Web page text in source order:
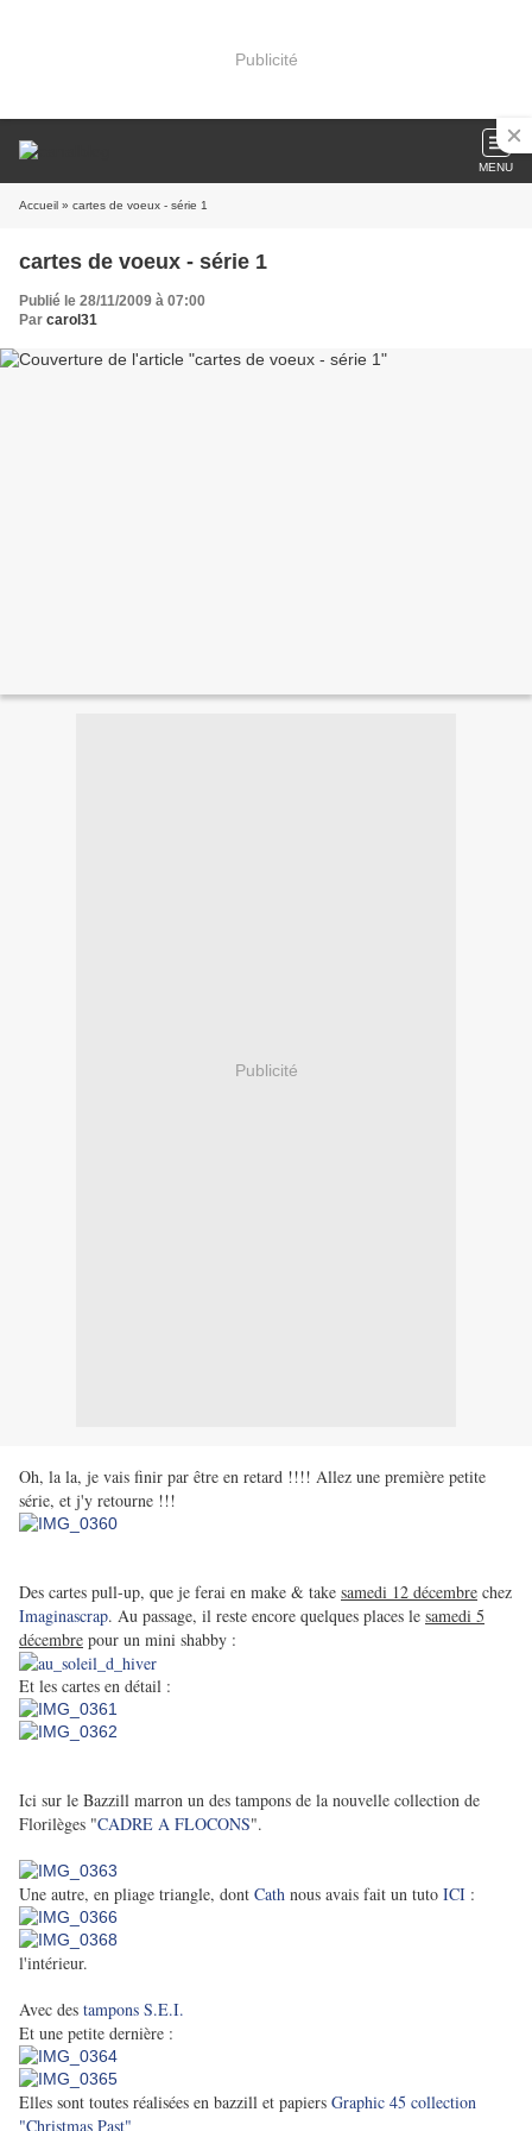
Publicité
MENU
Accueil » cartes de voeux - série 1
cartes de voeux - série 1
Publié le 28/11/2009 à 07:00
Par carol31
Publicité
Oh, la la, je vais finir par être en retard !!!! Allez une première petite
série, et j'y retourne !!!
Des cartes pull-up, que je ferai en make & take samedi 12 décembre chez
Imaginascrap. Au passage, il reste encore quelques places le samedi 5
décembre pour un mini shabby :
Et les cartes en détail :
Ici sur le Bazzill marron un des tampons de la nouvelle collection de
Florilèges "CADRE A FLOCONS".
Une autre, en pliage triangle, dont Cath nous avais fait un tuto ICI :
l'intérieur.
Avec des tampons S.E.I.
Et une petite dernière :
Elles sont toutes réalisées en bazzill et papiers Graphic 45 collection
"Christmas Past"